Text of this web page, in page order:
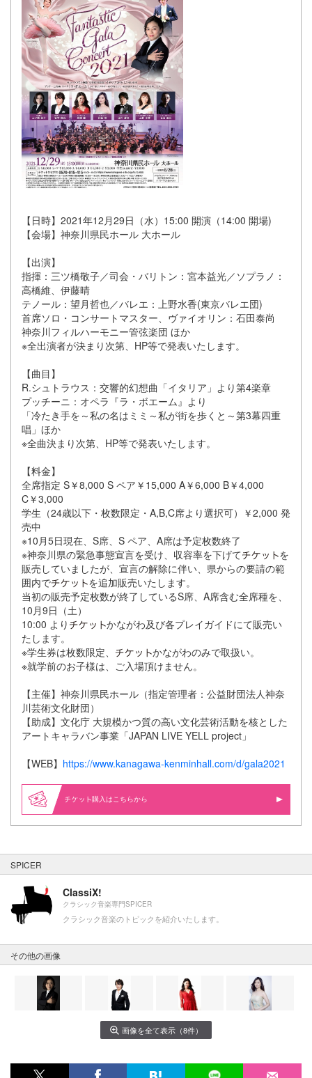
【日時】2021年12月29日（水）15:00 開演（14:00 開場)
【会場】神奈川県民ホール 大ホール
【出演】
指揮：三ツ橋敬子／司会・バリトン：宮本益光／ソプラノ：
高橋維、伊藤晴
テノール：望月哲也／バレエ：上野水香(東京バレエ団)
首席ソロ・コンサートマスター、ヴァイオリン：石田泰尚
神奈川フィルハーモニー管弦楽団 ほか
※全出演者が決まり次第、HP等で発表いたします。
【曲目】
R.シュトラウス：交響的幻想曲「イタリア」より第4楽章
プッチーニ：オペラ『ラ・ボエーム』より
「冷たき手を～私の名はミミ～私が街を歩くと～第3幕四重
唱」ほか
※全曲決まり次第、HP等で発表いたします。
【料金】
全席指定 S￥8,000 S ペア￥15,000 A￥6,000 B￥4,000
C￥3,000
学生（24歳以下・枚数限定・A,B,C席より選択可）￥2,000 発
売中
※10月5日現在、S席、S ペア、A席は予定枚数終了
※神奈川県の緊急事態宣言を受け、収容率を下げて
を
販売していましたが、宣言の解除に伴い、県からの要請の範
囲内で
を追加販売いたします。
当初の販売予定枚数が終了しているS席、A席含む全席種を、
10月9日（土）
10:00 より
かながわ及び各プレイガイドにて販売い
たします。
※学生券は枚数限定、
かながわのみで取扱い。
※就学前のお子様は、ご入場頂けません。
【主催】神奈川県民ホール（指定管理者：公益財団法人神奈
川芸術文化財団）
【助成】文化庁 大規模かつ質の高い文化芸術活動を核とした
アートキャラバン事業 「JAPAN LIVE YELL project」
【WEB】 https://www.kanagawa-kenminhall.com/d/gala2021
購入はこちらから
SPICER
ClassiX!
クラシック音楽専門SPICER
クラシック音楽のトピックを紹介いたします。
その他の画像
画像を全て表示（8件）